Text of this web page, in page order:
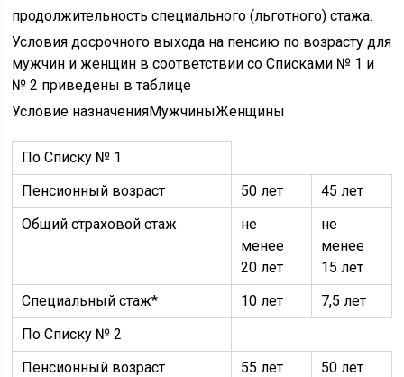
продолжительность специального (льготного) стажа.
Условия досрочного выхода на пенсию по возрасту для
мужчин и женщин в соответствии со Списками № 1 и
№ 2 приведены в таблице
Условие назначенияМужчиныЖенщины
По Списку № 1
Пенсионный возраст
50 лет
45 лет
Общий страховой стаж
не
менее
20 лет
не
менее
15 лет
Специальный стаж*
10 лет
7,5 лет
По Списку № 2
Пенсионный возраст
55 лет
50 лет